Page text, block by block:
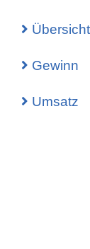
Übersicht
Gewinn
Umsatz